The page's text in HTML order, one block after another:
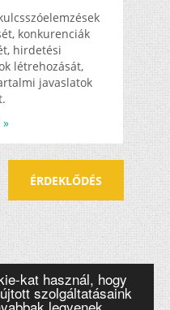
kat használ, hogy
szolgáltatásaink
konkurenciák
hirdetési
létrehozását,
javaslatok
»
ÉRDEKLŐDÉS